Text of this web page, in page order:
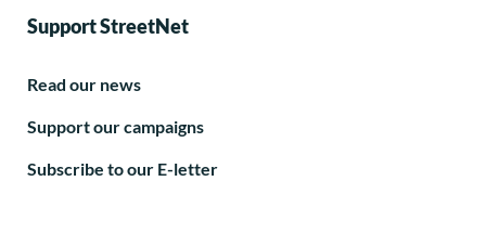
Support StreetNet
Read our news
Support our campaigns
Subscribe to our E-letter